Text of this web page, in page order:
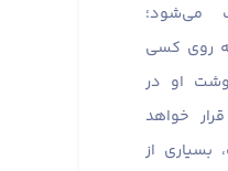
می‌شود؛
روی کسی
او در
خواهد
بسیاری از